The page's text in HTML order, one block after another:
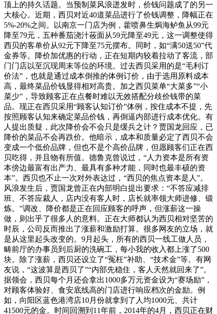
顶上的持久话题。当预制菜风浪迸发时，价钱问题成了的另一
大核心。近期，西贝对近40道菜品进行了价钱调整，降幅正在
5%-20%之间。以南京一门店为例，藿喷鼻生焗海鲈鱼从99元
降至79元，五种番茄浇汁莜面从59元降至49元，这一调整使得
西贝的客单价从92元下降至75元摆布。同时，如“满50送50”代
金券等。降价加优惠的行动，正在短期内较着拉动了客流，部
门门店以至沉现周末等位的环境。过去西贝采用的是“毛利订
价法”，也就是通过成本倒推的体例订价，由于选用原料成本
高，最终菜品价钱显得相对高贵。加之西贝菜单“大菜多”“小
菜少”，导致顾客正在点餐时难以无效搭配分歧价钱带的菜
品。现正在西贝采用“顾客认知订价”体例，按住成本不提，先
按照顾客认知来确定菜品价钱，再倒逼内部进行成本优化。有
人提出质疑，此次降价会不会只是缓兵之计？贾国龙回应，已
降价的菜品不会再跌价。他暗示，成本和质量必定了西贝不会
变成一个低价品牌，但也不是个高价品牌，但愿顾客们正在西
贝吃得，并且物有所值。德鲁克曾说过，“人力资本是所有资
本傍边最富有出产力、最具有多种才能，同时也最丰硕的资
本”。西贝也不止一次对外表达过，“西贝的焦点资本是人”。
风浪发生后，贾国龙曾正在内部明白提出要求：“不答应减排
班、不答应裁人，店内没有客人时，店长就率领大师进修、锻
炼。”调改、降价都是正在回应顾客的呼声，但涨薪这一操
做，则出乎了很多人的意料。正在大师都认为西贝相对坚苦的
时辰，公司反而推出了涨薪和激励打算。很多网友的立场，就
是从这里起头改变的。9月起头，所有的西贝一线工做人员，
畴前厅的办事员到后厨的洗碗工，每小我的收入都上涨了500
块。除了涨薪，西贝还设立了“冤枉”补助、“技术金”等。有网
友说，“这波算是西贝了”“内部先稳住，客人天然就回来了”。
据领会，西贝每个月还会拿出1000多万元资金设为“赛场励”，
对顾客体验好、食安底线高的门店进行响应档次的金励。例
如，向阳区蓝色港湾店10月份就拿到了人均1000元、共计
41500元的金。时间回溯到11年前，2014年的4月，西贝正在财